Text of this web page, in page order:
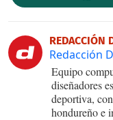
REDACCIÓN
Redacción
Equipo
diseñadores
deportiva,
hondureño e